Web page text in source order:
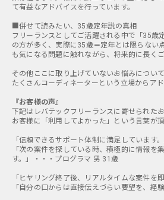
て有益なアドバイスを行っています。
■併せて読みたい、35歳定年説の真相
フリーランスとしてご活躍される中で「35歳
の方が多く、実際に35歳＝定年とは限らない
も気になる問題に触れながら、将来的に長く
その他ここに取り上げていないお悩みについ
たくさんコーディネーターという立場からア
『お客様の声』
下記はレバテックフリーランスに寄せられたお
お客様に「利用してよかった」という言葉が
「信頼できるサポート体制に満足しています
「次の案件を探している時、積極的に情報
す。」・・・プログラマ 男 31歳
「ヒヤリング終了後、リアルタイムな案件
「自分の口からは直接伝えづらい要望を、